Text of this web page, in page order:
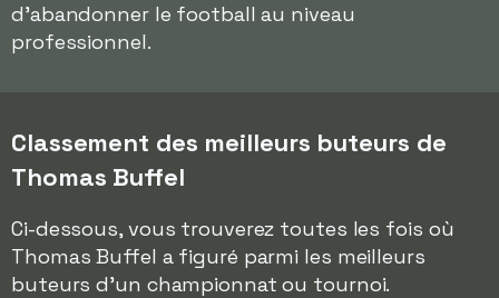
d'abandonner le football au niveau
professionnel.
Classement des meilleurs buteurs de
Thomas Buffel
Ci-dessous, vous trouverez toutes les fois où
Thomas Buffel a figuré parmi les meilleurs
buteurs d'un championnat ou tournoi.